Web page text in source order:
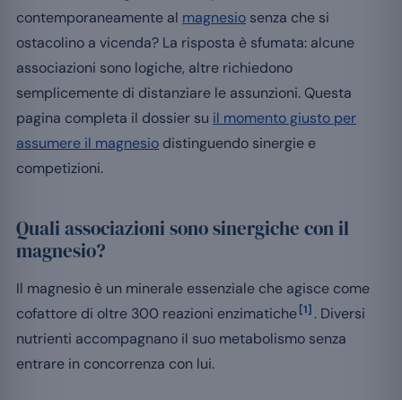
contemporaneamente al magnesio senza che si
ostacolino a vicenda? La risposta è sfumata: alcune
associazioni sono logiche, altre richiedono
semplicemente di distanziare le assunzioni. Questa
pagina completa il dossier su il momento giusto per
assumere il magnesio distinguendo sinergie e
competizioni.
Quali associazioni sono sinergiche con il
magnesio?
Il magnesio è un minerale essenziale che agisce come
cofattore di oltre 300 reazioni enzimatiche[1] . Diversi
nutrienti accompagnano il suo metabolismo senza
entrare in concorrenza con lui.